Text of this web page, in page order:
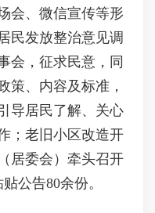
会、微信宣传等形
民发放整治意见调
会，征求民意，同
策、内容及标准，
导居民了解、关心
；老旧小区改造开
居委会）牵头召开
公告80余份。